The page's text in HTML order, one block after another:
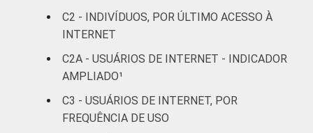
GRAU DE
INSTRUÇÃO
Analfabeto/Educação
Médio
C2 - INDIVÍDUOS, POR ÚLTIMO ACESSO À
INTERNET
C2A - USUÁRIOS DE INTERNET - INDICADOR
AMPLIADO¹
C3 - USUÁRIOS DE INTERNET, POR
FREQUÊNCIA DE USO